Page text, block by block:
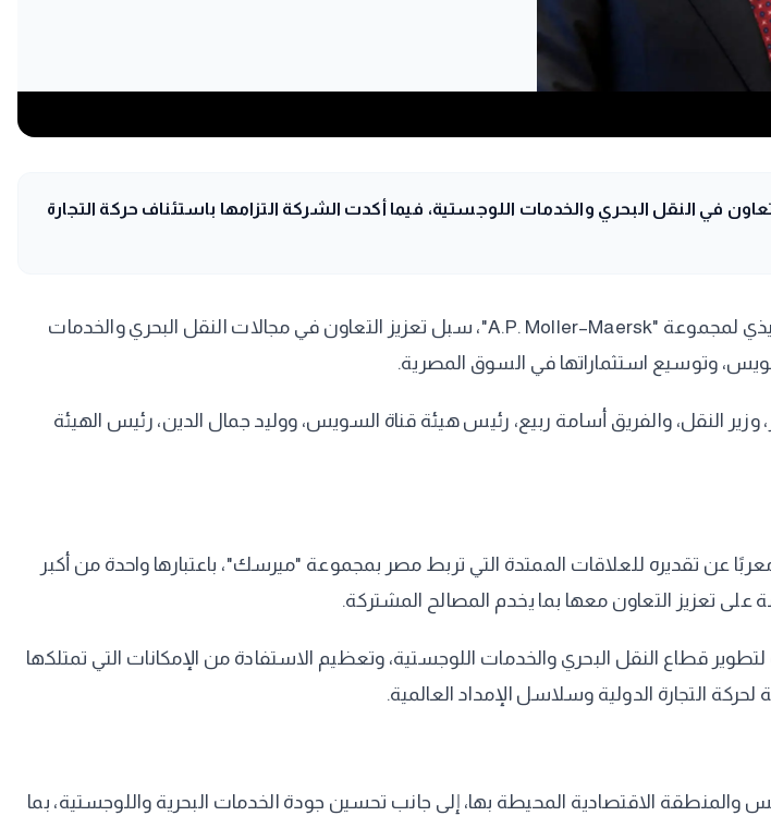
النقل البحري والخدمات اللوجستية، فيما أكدت الشركة التزامها باستئناف حركة التجارة
بحث الدكتور مصطفى مدبولي، رئيس مجلس الوزراء، مع فينسنت كليرك، الرئيس التنفيذي لمجموعة "A.P. Moller–Maersk"، سبل تعزيز التعاون في مجالات النقل البحري والخدمات
وتوسيع استثماراتها في السوق المصرية.
النقل، والفريق أسامة ربيع، رئيس هيئة قناة السويس، ووليد جمال الدين، رئيس الهيئة
عن تقديره للعلاقات الممتدة التي تربط مصر بمجموعة "ميرسك"، باعتبارها واحدة من أكبر
تعزيز التعاون معها بما يخدم المصالح المشتركة.
قطاع النقل البحري والخدمات اللوجستية، وتعظيم الاستفادة من الإمكانات التي تمتلكها
التجارة الدولية وسلاسل الإمداد العالمية.
الاقتصادية المحيطة بها، إلى جانب تحسين جودة الخدمات البحرية واللوجستية، بما